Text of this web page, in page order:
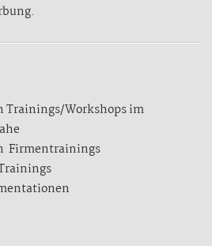
Trainings/Workshops im
Firmentrainings